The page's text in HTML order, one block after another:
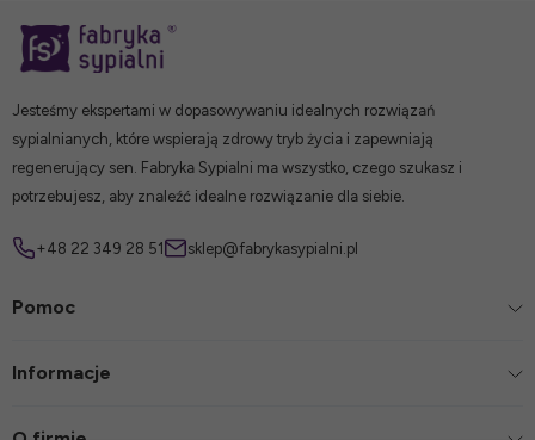
Jesteśmy ekspertami w dopasowywaniu idealnych rozwiązań
sypialnianych, które wspierają zdrowy tryb życia i zapewniają
regenerujący sen. Fabryka Sypialni ma wszystko, czego szukasz i
potrzebujesz, aby znaleźć idealne rozwiązanie dla siebie.
+48 22 349 28 51 sklep@fabrykasypialni.pl
Pomoc
Informacje